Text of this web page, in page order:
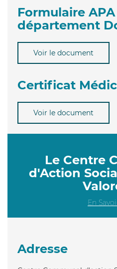
Formulaire
département
Voir le document
Certificat
Voir le document
Le Centre
d'Action
En
Adresse